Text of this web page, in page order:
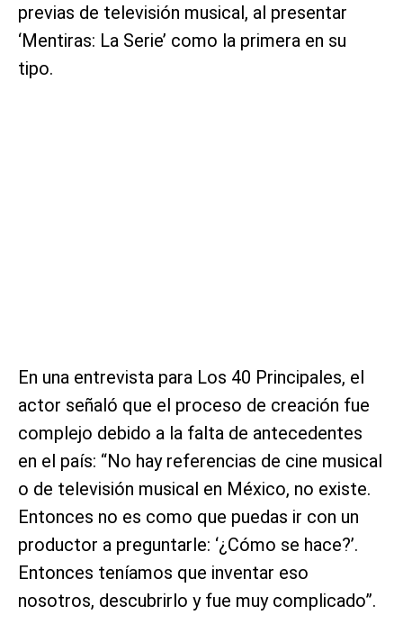
previas de televisión musical, al presentar
‘Mentiras: La Serie’ como la primera en su
tipo.
En una entrevista para Los 40 Principales, el
actor señaló que el proceso de creación fue
complejo debido a la falta de antecedentes
en el país: “No hay referencias de cine musical
o de televisión musical en México, no existe.
Entonces no es como que puedas ir con un
productor a preguntarle: ‘¿Cómo se hace?’.
Entonces teníamos que inventar eso
nosotros, descubrirlo y fue muy complicado”.